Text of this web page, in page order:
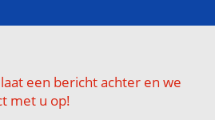
een bericht achter en we
met u op!